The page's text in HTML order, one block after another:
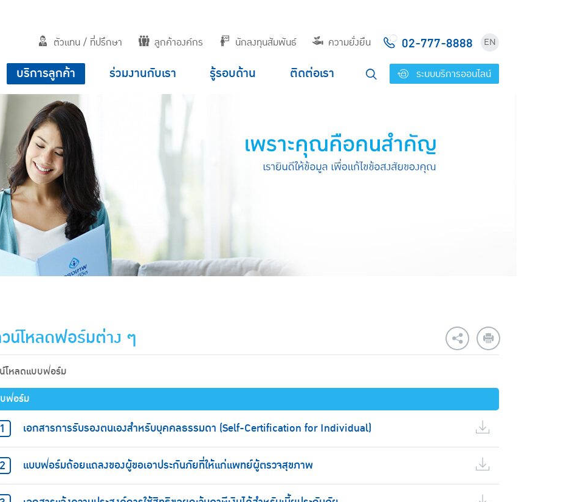
ตัวแทน / ที่ปรึกษา ลูกค้าองค์กร นักลงทุนสัมพันธ์ ความยั่งยืน 02-777-8888 EN
บริการลูกค้า ร่วมงานกับเรา รู้รอบด้าน ติดต่อเรา ระบบบริการออนไลน์
น์โหลดฟอร์มต่าง ๆ
โหลดแบบฟอร์ม
ฟอร์ม
เอกสารการรับรองตนเองสำหรับบุคคลธรรมดา (Self-Certification for Individual)
แบบฟอร์มถ้อยแถลงของผู้ขอเอาประกันภัยที่ให้แก่แพทย์ผู้ตรวจสุขภาพ